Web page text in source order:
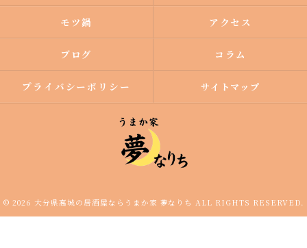
モツ鍋 アクセス
ブログ コラム
プライバシーポリシー サイトマップ
© 2026 大分県高城の居酒屋ならうまか家 夢なりち ALL RIGHTS RESERVED.